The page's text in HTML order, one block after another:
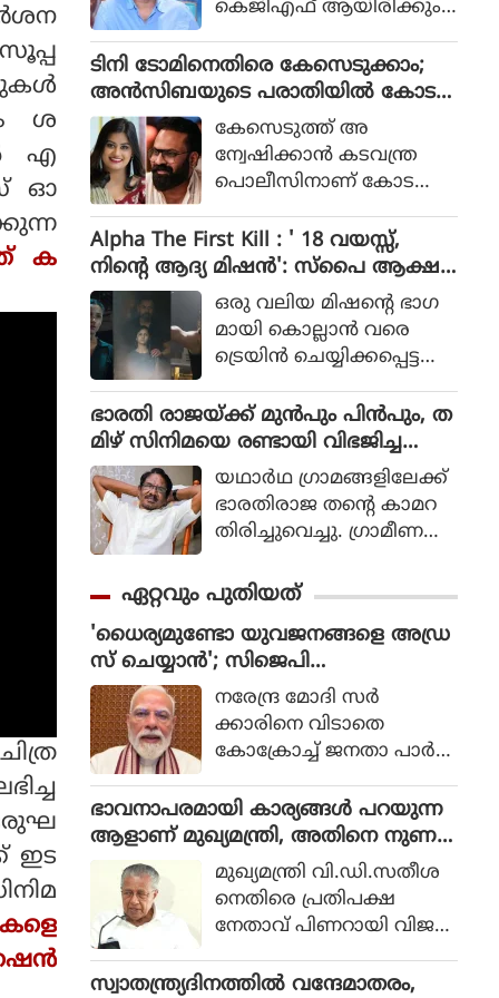
ശ
എ
ഓ
ക
ഇട
പോലീസ് സംഘത്തിന്റെ ക
ഥയായിരുന്നു 2023ല്‍ പുറ
ത്തിറങ്ങിയ സിനിമ പറ
ഞ്ഞത്.
കെജിഎഫ് ആയിരിക്കും
അലിയുടെ തുറന്നുപറയ
ലും ഒപ്പം വി എസ്
രോഹിത്- ആസിഫ് അലി
കൂട്ടുക്കെട്ടിലുള്ള വിശ്വാസ
വും സിനിമയ്ക്ക് വലിയ
ഹൈപ്പ് നല്‍കിയിട്ടുണ്ട്.
ടിനി ടോമിനെതിരെ കേസെടുക്കാം;
അൻസിബയുടെ പരാതിയിൽ കോട
തി നിർദേശം കേസെടുത്ത് അ
ന്വേഷിക്കാൻ കടവന്ത്ര
പൊലീസിനാണ് കോട
Alpha The First Kill : ' 18 വയസ്സ്,
നിന്റെ ആദ്യ മിഷന്‍': സ്‌പൈ ആക്ഷ
ന്‍ ചിത്രത്തില്‍ നായികയായി ആലിയ,
ആല്‍ഫ ടീസര്‍ പുറത്ത്
ഒരു വലിയ മിഷന്റെ ഭാഗ
മായി കൊല്ലാന്‍ വരെ
ട്രെയിന്‍ ചെയ്യിക്കപ്പെട്ട
ലിയ സിനിമയിലെത്തുന്ന
ത്.
ഭാരതി രാജയ്ക്ക് മുൻപും പിൻപും, ത
മിഴ് സിനിമയെ രണ്ടായി വിഭജിച്ച
സംവിധായകൻ, ഭാരതി രാജ വിട പറ
യുമ്പോൾ
യഥാര്‍ഥ ഗ്രാമങ്ങളിലേക്ക്
ഭാരതിരാജ തന്റെ കാമറ
തിരിച്ചുവെച്ചു. ഗ്രാമീണ
യായ തലത്തില്‍ ആ
വിഷ്‌കരിച്ചുകൊണ്ടാണ്
ഭാരതിരാജ വിപ്ലവം
തീര്‍ത്തത്.
ഏറ്റവും പുതിയത്
'ധൈര്യമുണ്ടോ യുവജനങ്ങളെ അഡ്ര
സ് ചെയ്യാൻ'; സിജെപി
വെല്ലുവിളിയിൽ വിറച്ച് മോദി സർ
ക്കാർ
നരേന്ദ്ര മോദി സർ
ക്കാരിനെ വിടാതെ
കോക്രോച്ച് ജനതാ പാർട്ടി.
നാട്ടിലെ യുവാക്കളെ അ
ഡ്രസ് ചെയ്യാൻ സിജെപി
മോദിയെ ക്ഷണിച്ചു.
യുവാക്കളെ ബാധിക്കുന്ന
വിഷയങ്ങളെ കുറിച്ച്
മോദി സംസാരിക്കണ
മെന്നാണ് ആവശ്യം.
ഭാവനാപരമായി കാര്യങ്ങൾ പറയുന്ന
ആളാണ് മുഖ്യമന്ത്രി, അതിനെ നുണ
എന്നും വിളിക്കാം: പിണറായി വിജയൻ
മുഖ്യമന്ത്രി വി.ഡി.സതീശ
നെതിരെ പ്രതിപക്ഷ
നേതാവ് പിണറായി വിജയ
ങ്ങൾ പറയുന്ന ആളാണ്
സ്വാതന്ത്ര്യദിനത്തിൽ വന്ദേമാതരം,